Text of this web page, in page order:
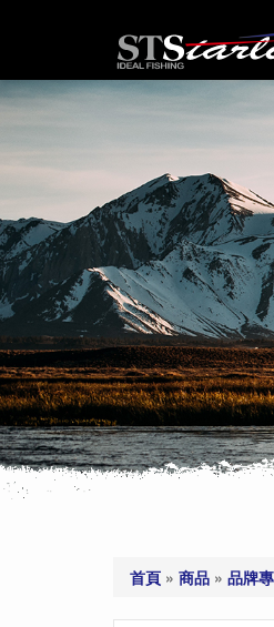
首頁 » 商品 » 品牌